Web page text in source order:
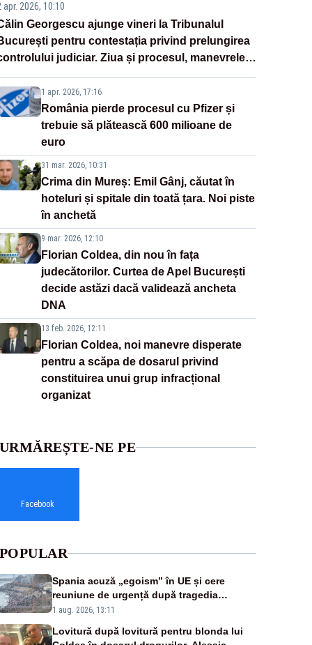
apr. 2026, 10:10
Georgescu ajunge vineri la Tribunalul
pentru contestația privind prelungirea
judiciar. Ziua și procesul, manevrele
1 apr. 2026, 17:16
România pierde procesul cu Pfizer și
trebuie să plătească 600 milioane de
euro
31 mar. 2026, 10:31
Crima din Mureș: Emil Gânj, căutat în
hoteluri și spitale din toată țara. Noi piste
în anchetă
9 mar. 2026, 12:10
Florian Coldea, din nou în fața
judecătorilor. Curtea de Apel București
decide astăzi dacă validează ancheta
DNA
13 feb. 2026, 12:11
Florian Coldea, noi manevre disperate
pentru a scăpa de dosarul privind
constituirea unui grup infracțional
organizat
URMĂREȘTE-NE PE
Facebook
POPULAR
Spania acuză „egoism” în UE și cere
reuniune de urgență după tragedia
migranților din Ceuta. Zeci de oameni au
1 aug. 2026, 13:11
Lovitură după lovitură pentru blonda lui